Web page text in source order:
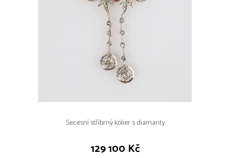
Secesní stříbrný kolier s diamanty
129 100 Kč